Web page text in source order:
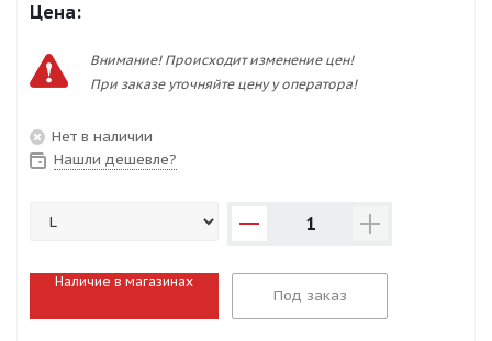
Цена:
Внимание! Происходит изменение цен!
При заказе уточняйте цену у оператора!
Нет в наличии
Нашли дешевле?
1
Наличие в магазинах
Под заказ